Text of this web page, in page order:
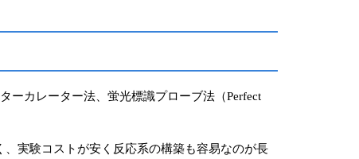
ーカレーター法、蛍光標識プローブ法（Perfect
実験コストが安く反応系の構築も容易なのが長